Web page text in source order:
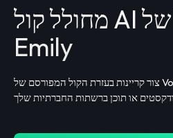
מחולל קול AI של Voice
Emily
צור קריינות בעזרת הקול המפורסם של Voice Emily. זו דרך פשוטה לקבל